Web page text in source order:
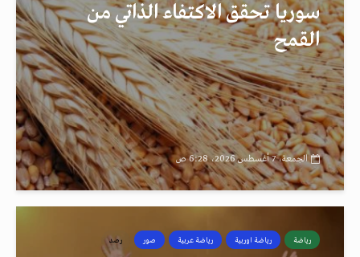
سوريا تحقق الاكتفاء الذاتي من
القمح
الجمعة، 7 أغسطس 2026، 6:28 ص
رياضة رياضة اوربية رياضة عربية صور رصد